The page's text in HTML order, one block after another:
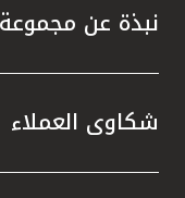
نبذة عن
شكاوى العملاء